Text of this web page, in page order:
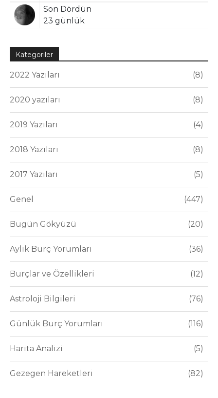
Son Dördün
23 günlük
Kategoriler
2022 Yazıları 8
2020 yazıları 8
2019 Yazıları 4
2018 Yazıları 8
2017 Yazıları 5
Genel 447
Bugün Gökyüzü 20
Aylık Burç Yorumları 36
Burçlar ve Özellikleri 12
Astroloji Bilgileri 76
Günlük Burç Yorumları 116
Harita Analizi 5
Gezegen Hareketleri 82